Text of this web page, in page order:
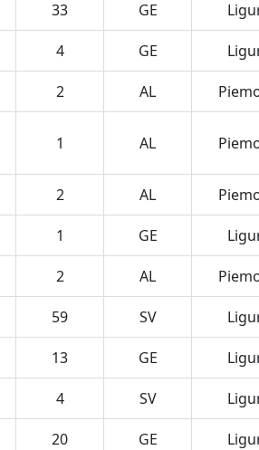
33 GE
4 GE
2 AL
1 AL
2 AL
1 GE
2 AL
59 SV
13 GE
4 SV
20 GE